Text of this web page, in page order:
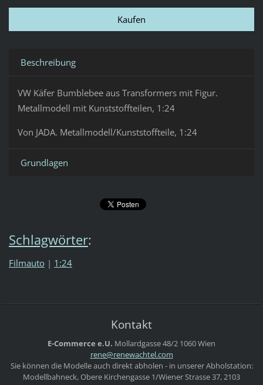
Beschreibung
VW Käfer Bumblebee aus Transformers mit Figur.
Metallmodell mit Kunststoffteilen, 1:24
Von JADA. Metallmodell/Kunststoffteile, 1:24
Grundlagen
Schlagwörter:
Filmauto | 1:24
Kontakt
E-Commerce e.U. Mollardgasse 48/2 1060 Wien
rene@renewachtel.com
Sie können die Modelle auch direkt abholen - in unserer Abholstation:
Modellbahneck, Obere Kirchengasse 1/Wiener Strasse 37, 2103